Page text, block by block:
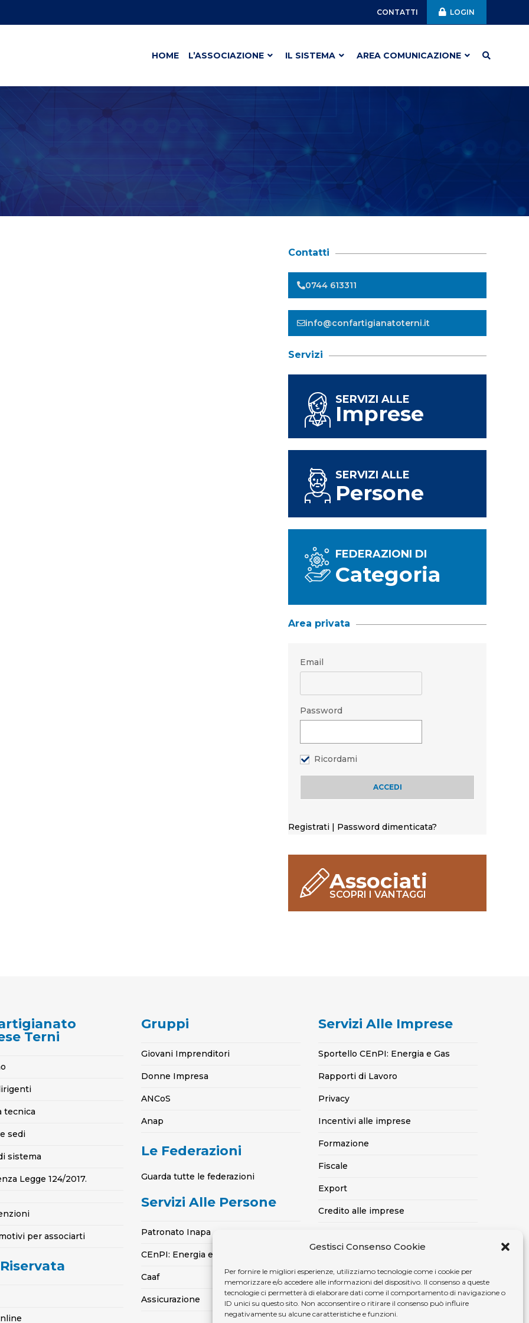
Gestisci Consenso Cookie
Per fornire le migliori esperienze, utilizziamo tecnologie come i cookie per
memorizzare e/o accedere alle informazioni del dispositivo. Il consenso a queste
tecnologie ci permetterà di elaborare dati come il comportamento di navigazione o
ID unici su questo sito. Non acconsentire o ritirare il consenso può influire
negativamente su alcune caratteristiche e funzioni.
CONTATTI LOGIN
HOME L’ASSOCIAZIONE IL SISTEMA AREA COMUNICAZIONE
Contatti
0744 613311
info@confartigianatoterni.it
Servizi
SERVIZI ALLE
Imprese
SERVIZI ALLE
Persone
FEDERAZIONI DI
Categoria
Area privata
Email
Password
Ricordami
Registrati | Password dimenticata?
Associati
SCOPRI I VANTAGGI
Terni
tecnica
sedi
sistema
Legge 124/2017.
per associarti
Gruppi
Giovani Imprenditori
Donne Impresa
ANCoS
Anap
Le Federazioni
Guarda tutte le federazioni
Servizi Alle Persone
Patronato Inapa
CEnPI: Energia e Gas per la casa
Caaf
Assicurazione
Servizi Alle Imprese
Sportello CEnPI: Energia e Gas
Rapporti di Lavoro
Privacy
Incentivi alle imprese
Formazione
Fiscale
Export
Credito alle imprese
Ambiente, sicurezza e medicina del
lavoro